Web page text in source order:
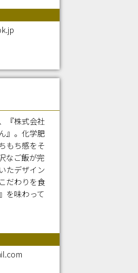
『株式会社
』。化学肥
もち感をそ
なご飯が完
たデザイン
だわりを食
を味わって